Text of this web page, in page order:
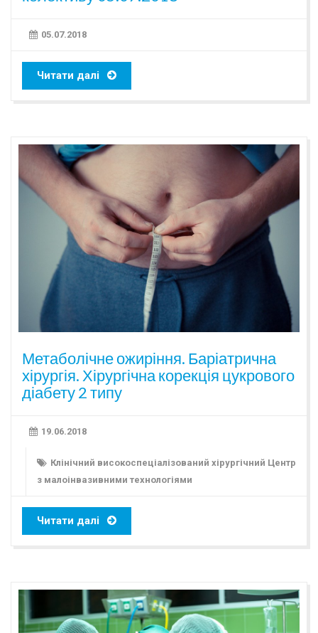
05.07.2018
Читати далі
Метаболічне ожиріння. Баріатрична
хірургія. Хірургічна корекція цукрового
діабету 2 типу
19.06.2018
Клінічний високоспеціалізований хірургічний Центр
з малоінвазивними технологіями
Читати далі